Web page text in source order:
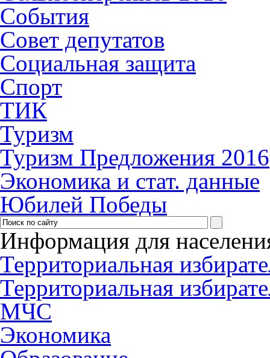
События
Совет депутатов
Социальная защита
Спорт
ТИК
Туризм
Туризм Предложения 2016
Экономика и стат. данные
Юбилей Победы
Информация для
Территориальная
Территориальная
МЧС
Экономика